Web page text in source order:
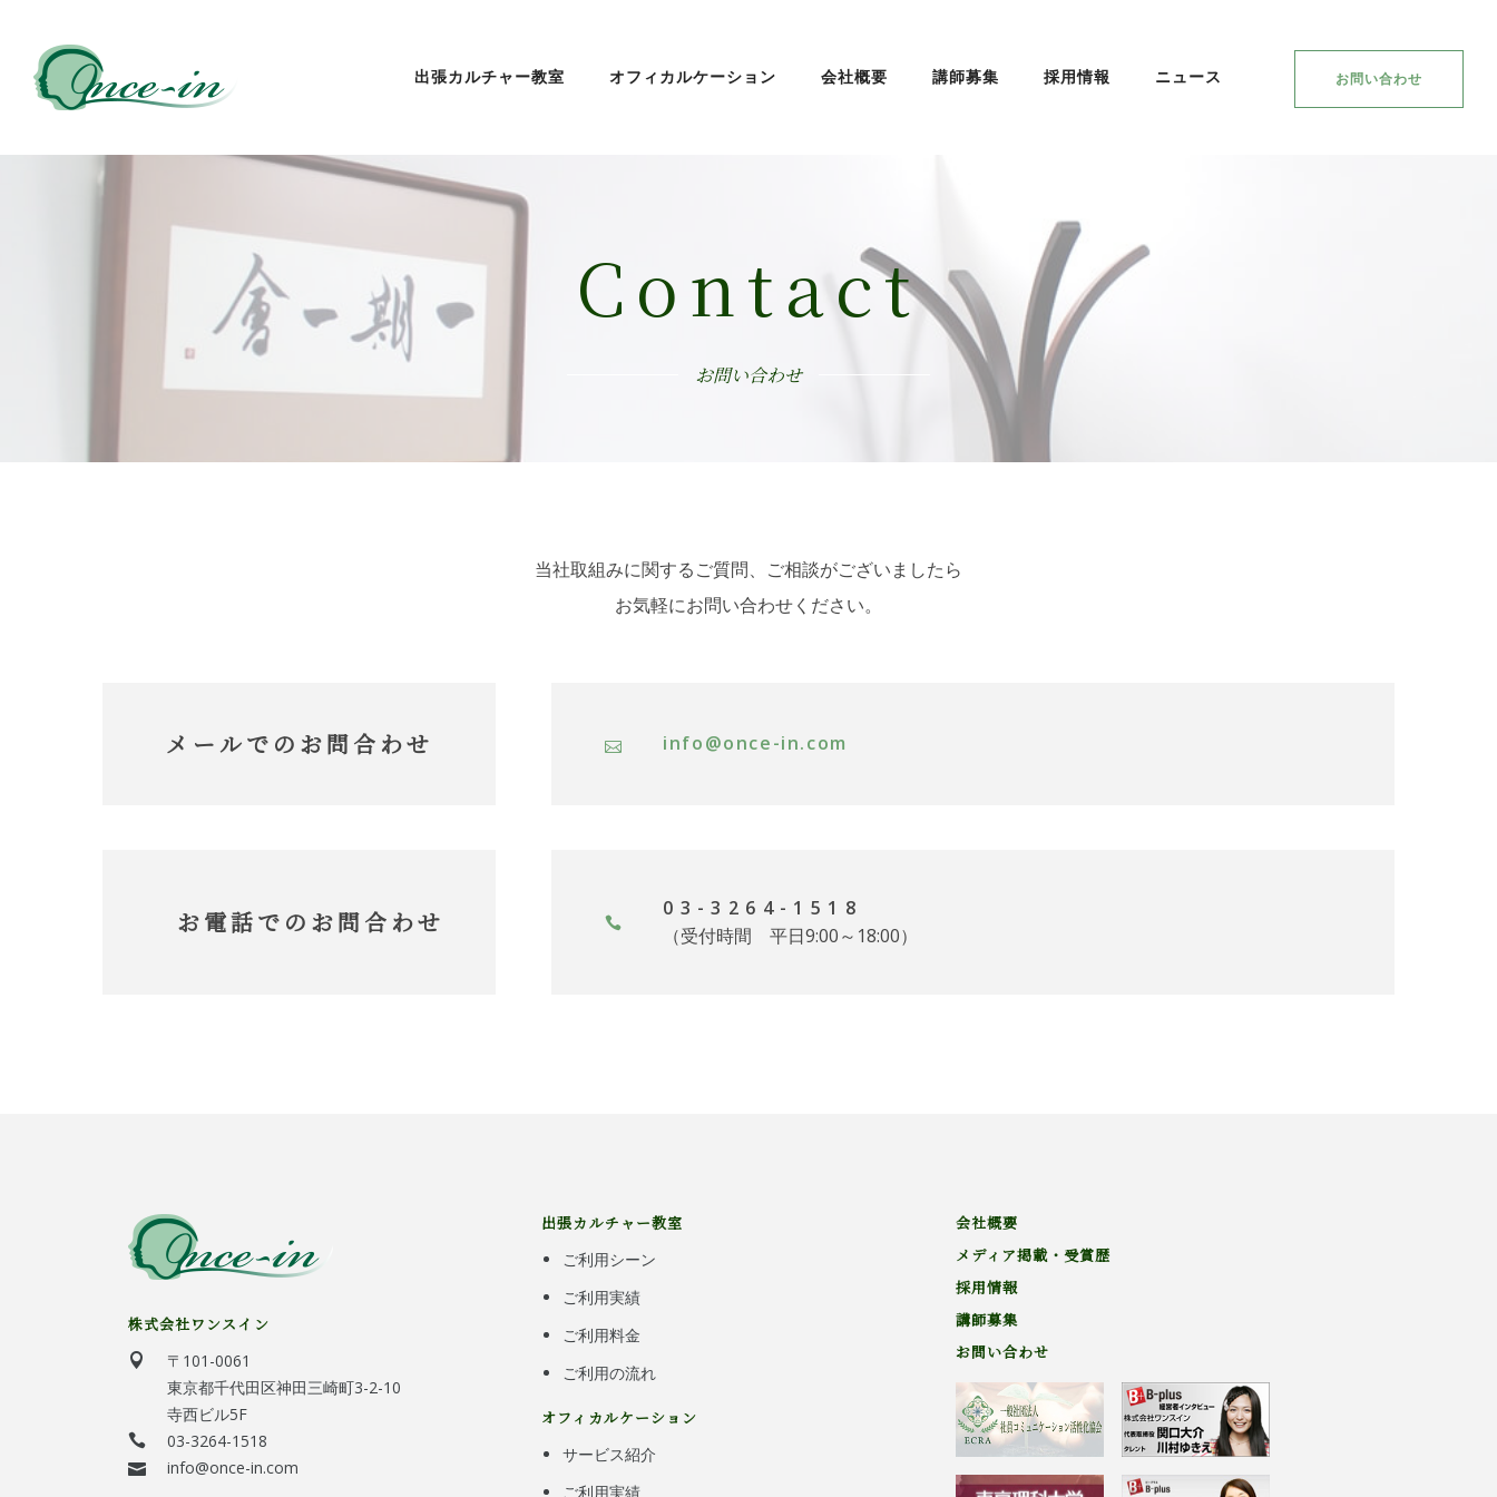
お問い合わせ
出張カルチャー教室 オフィカルケーション 会社概要 講師募集 採用情報 ニュース
Contact
お問い合わせ
当社取組みに関するご質問、ご相談がございましたら
お気軽にお問い合わせください。
メールでのお問合わせ info@once-in.com
お電話でのお問合わせ
03-3264-1518
（受付時間 平日9:00～18:00）
株式会社ワンスイン
〒101-0061
東京都千代田区神田三崎町3-2-10
寺西ビル5F
03-3264-1518
info@once-in.com
出張カルチャー教室
ご利用シーン
ご利用実績
ご利用料金
ご利用の流れ
オフィカルケーション
サービス紹介
ご利用実績
会社概要
メディア掲載・受賞歴
採用情報
講師募集
お問い合わせ